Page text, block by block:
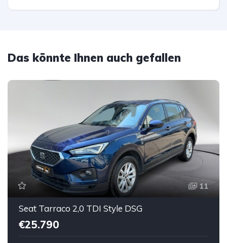
Das könnte Ihnen auch gefallen
11
Seat Tarraco 2,0 TDI Style DSG
€25.790